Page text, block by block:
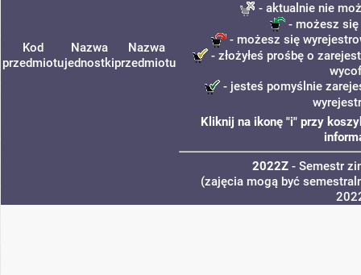
Kod
przedmiotu
Nazwa
jednostki
Nazwa
przedmiotu
- aktualnie nie
- możesz się
- możesz się
- złożyłeś prośbę o
- jesteś pomyślnie
Kliknij na ikonę "i" przy
2022Z - Semestr
(zajęcia mogą być